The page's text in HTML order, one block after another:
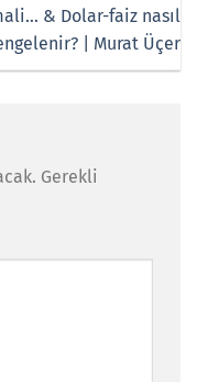
& Dolar-faiz nasıl
| Murat Üçer
Gerekli